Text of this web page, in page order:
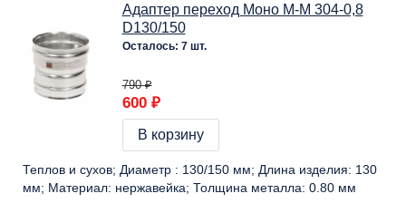
Адаптер переход Моно М-М 304-0,8
D130/150
Осталось: 7 шт.
790 ₽
600 ₽
В корзину
Теплов и сухов Диаметр : 130/150 мм Длина изделия: 130
мм
Материал: нержавейка Толщина металла: 0.80 мм